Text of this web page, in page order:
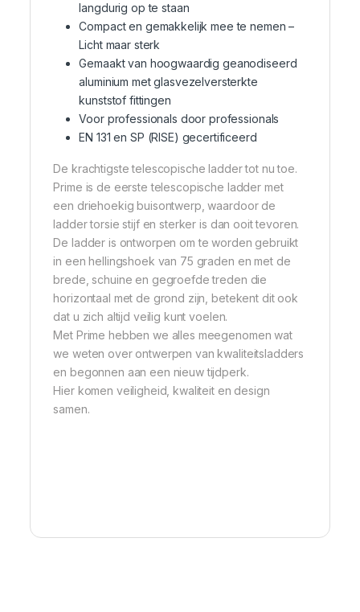
langdurig op te staan
Compact en gemakkelijk mee te nemen –
Licht maar sterk
Gemaakt van hoogwaardig geanodiseerd
aluminium met glasvezelversterkte
kunststof fittingen
Voor professionals door professionals
EN 131 en SP (RISE) gecertificeerd
De krachtigste telescopische ladder tot nu toe.
Prime is de eerste telescopische ladder met
een driehoekig buisontwerp, waardoor de
ladder torsie stijf en sterker is dan ooit tevoren.
De ladder is ontworpen om te worden gebruikt
in een hellingshoek van 75 graden en met de
brede, schuine en gegroefde treden die
horizontaal met de grond zijn, betekent dit ook
dat u zich altijd veilig kunt voelen.
Met Prime hebben we alles meegenomen wat
we weten over ontwerpen van kwaliteitsladders
en begonnen aan een nieuw tijdperk.
Hier komen veiligheid, kwaliteit en design
samen.